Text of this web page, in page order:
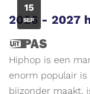
DI15
SEP
2026 - 2027
Dit
is
een
UiTPAS
Hiphop is een
enorm populair
bijzonder maakt,